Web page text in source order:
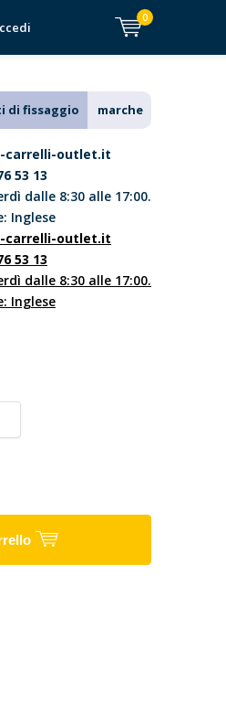
0
di fissaggio marche
carrelli-outlet.it
53 13
dalle 8:30 alle 17:00.
Inglese
carrelli-outlet.it
53 13
dalle 8:30 alle 17:00.
Inglese